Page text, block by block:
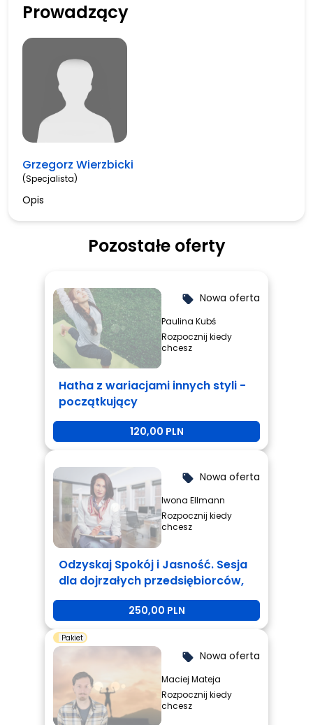
Prowadzący
Grzegorz Wierzbicki
(Specjalista)
Opis
Pozostałe oferty
local_offer Nowa oferta
Paulina Kubś
Rozpocznij kiedy
chcesz
Hatha z wariacjami innych styli -
początkujący
120,00 PLN
local_offer Nowa oferta
Iwona Ellmann
Rozpocznij kiedy
chcesz
Odzyskaj Spokój i Jasność. Sesja
dla dojrzałych przedsiębiorców,
którzy są zmęczeni i potrzebują
250,00 PLN
Pakiet
local_offer Nowa oferta
Maciej Mateja
Rozpocznij kiedy
chcesz